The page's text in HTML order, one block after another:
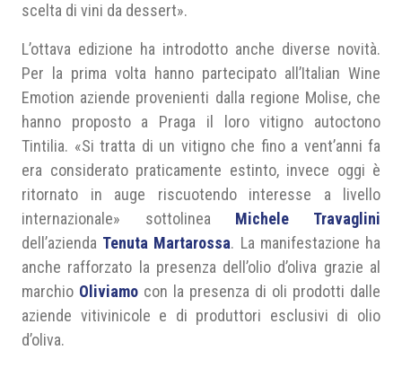
scelta di vini da dessert».
L’ottava edizione ha introdotto anche diverse novità.
Per la prima volta hanno partecipato all’Italian Wine
Emotion aziende provenienti dalla regione Molise, che
hanno proposto a Praga il loro vitigno autoctono
Tintilia. «Si tratta di un vitigno che fino a vent’anni fa
era considerato praticamente estinto, invece oggi è
ritornato in auge riscuotendo interesse a livello
internazionale» sottolinea Michele Travaglini
dell’azienda Tenuta Martarossa. La manifestazione ha
anche rafforzato la presenza dell’olio d’oliva grazie al
marchio Oliviamo con la presenza di oli prodotti dalle
aziende vitivinicole e di produttori esclusivi di olio
d’oliva.